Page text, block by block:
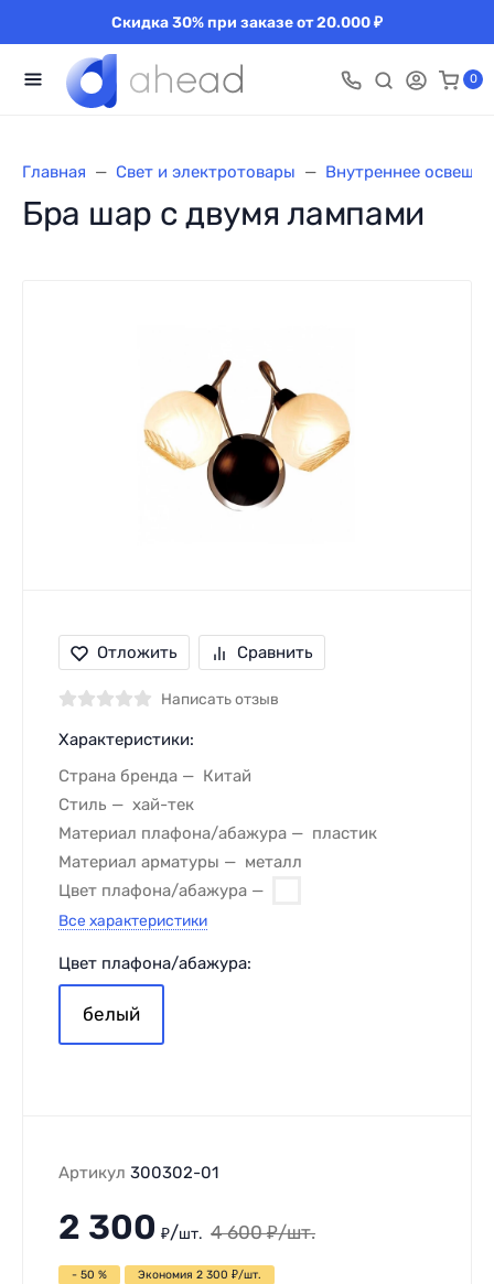
Скидка 30% при заказе от 20.000 ₽
0
Главная Свет и электротовары Внутреннее
Бра шар с двумя лампами
Отложить Сравнить
Написать отзыв
Характеристики:
Страна бренда
Китай
Стиль
хай-тек
Материал плафона/абажура
пластик
Материал арматуры
металл
Цвет плафона/абажура
Все характеристики
Цвет плафона/абажура:
белый
Артикул 300302-01
2 300 ₽/шт. 4 600 ₽/шт.
- 50 % Экономия 2 300 ₽/шт.